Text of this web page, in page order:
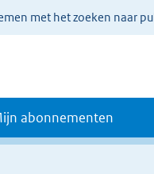
met het zoeken naar
abonnementen